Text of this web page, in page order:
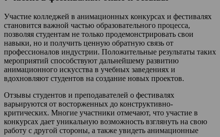
Участие колледжей в анимационных конкурсах и фестивалях
становится важной частью образовательного процесса,
позволяя студентам не только продемонстрировать свои
навыки, но и получить ценную обратную связь от
профессионалов индустрии. Положительные результаты таких
мероприятий способствуют дальнейшему развитию
анимационного искусства в учебных заведениях и
вдохновляют студентов на создание новых проектов.
Отзывы студентов и преподавателей о фестивалях
варьируются от восторженных до конструктивно-
критических. Многие участники отмечают, что участие в
конкурсах дает уникальную возможность взглянуть на свою
работу с другой стороны, а также увидеть анимационные